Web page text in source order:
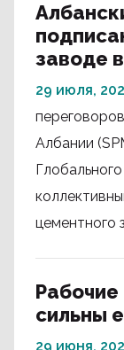
заводе
29 июля,
Албании
цементного
Рабочие
сильны
29 июня,